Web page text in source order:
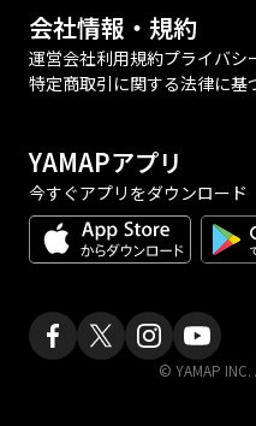
会社情報・規約
運営会社利用規約プライバシ
特定商取引に関する法律に基
YAMAPアプリ
今すぐアプリをダウンロード
© YAMAP INC.